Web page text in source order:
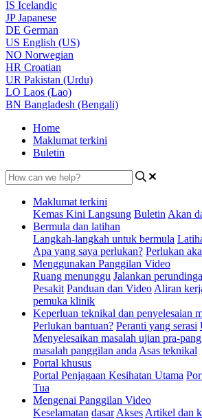
IS Icelandic
JPJapanese
DE German
US English (US)
NO Norwegian
HR Croatian
UR Pakistan (Urdu)
LO Laos (Lao)
BN Bangladesh (Bengali)
Home
Maklumat terkini
Buletin
Maklumat terkini
Kemas Kini Langsung Buletin Akan
Bermula dan latihan
Langkah-langkah untuk bermula
Apa yang saya perlukan? Perlukan
Menggunakan Panggilan Video
Ruang menunggu Jalankan
Pesakit Panduan dan Video Aliran
pemuka klinik
Keperluan teknikal dan penyelesaian
Perlukan bantuan? Peranti yang serasi
Menyelesaikan masalah ujian pra-
masalah panggilan anda Asas teknikal
Portal khusus
Portal Penjagaan Kesihatan Utama
Tua
Mengenai Panggilan Video
Keselamatan dasar Akses Artikel dan